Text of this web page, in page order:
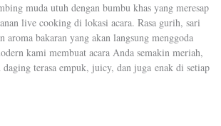
muda utuh dengan bumbu khas yang meresap
live cooking di lokasi acara. Rasa gurih, sari
aroma bakaran yang akan langsung menggoda
kami membuat acara Anda semakin meriah,
daging terasa empuk, juicy, dan juga enak di setiap